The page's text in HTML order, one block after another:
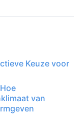
Keuze voor
van